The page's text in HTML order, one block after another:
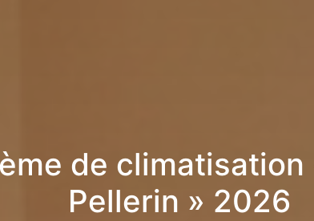
de climatisation
Pellerin » 2026